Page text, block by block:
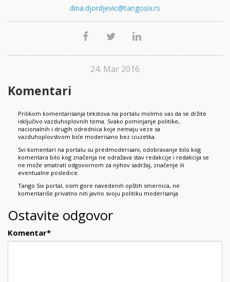
dina.djordjevic@tangosix.rs
24. Mar 2016
Komentari
Prilikom komentarisanja tekstova na portalu molimo vas da se držite
isključivo vazduhoplovnih tema. Svako pominjanje politike,
nacionalnih i drugih odrednica koje nemaju veze sa
vazduhoplovstvom biće moderisano bez izuzetka.
Svi komentari na portalu su predmoderisani, odobravanje bilo kog
komentara bilo kog značenja ne odražava stav redakcije i redakcija se
ne može smatrati odgovornom za njihov sadržaj, značenje ili
eventualne posledice.
Tango Six portal, osim gore navedenih opštih smernica, ne
komentariše privatno niti javno svoju politiku moderisanja
Ostavite odgovor
Komentar*